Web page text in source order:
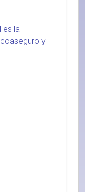
es la
y